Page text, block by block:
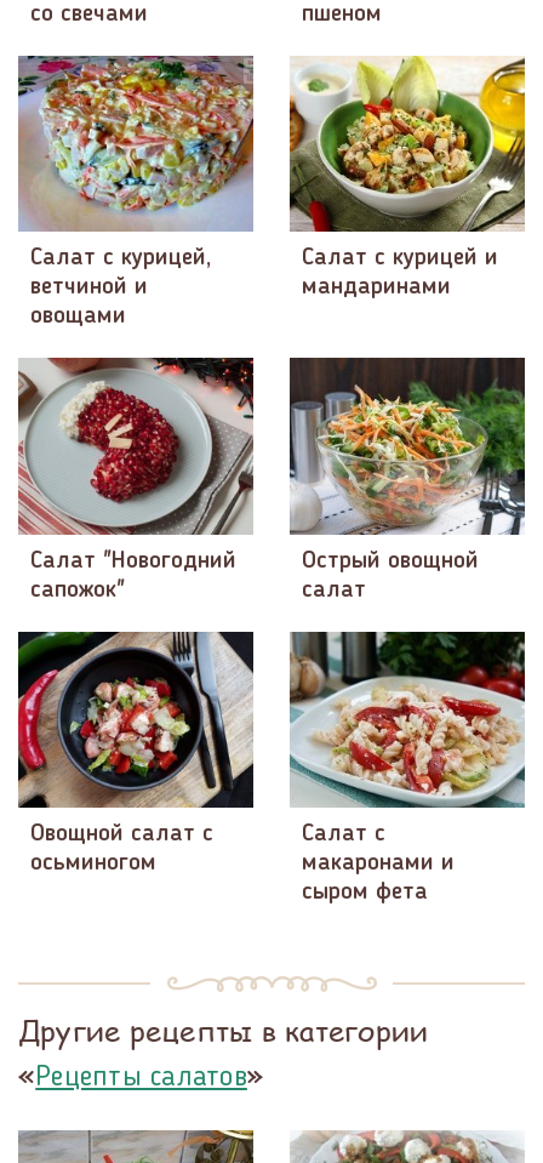
со свечами
пшеном
Салат с курицей,
ветчиной и
овощами
Салат с курицей и
мандаринами
Салат "Новогодний
сапожок"
Острый овощной
салат
Овощной салат с
осьминогом
Салат с
макаронами и
сыром фета
Другие рецепты в категории
«Рецепты салатов»